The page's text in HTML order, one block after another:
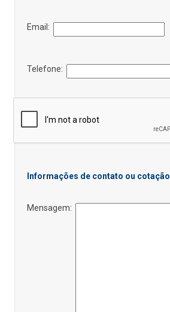
Email:
Telefone:
Informações de contato ou cotação
Mensagem: